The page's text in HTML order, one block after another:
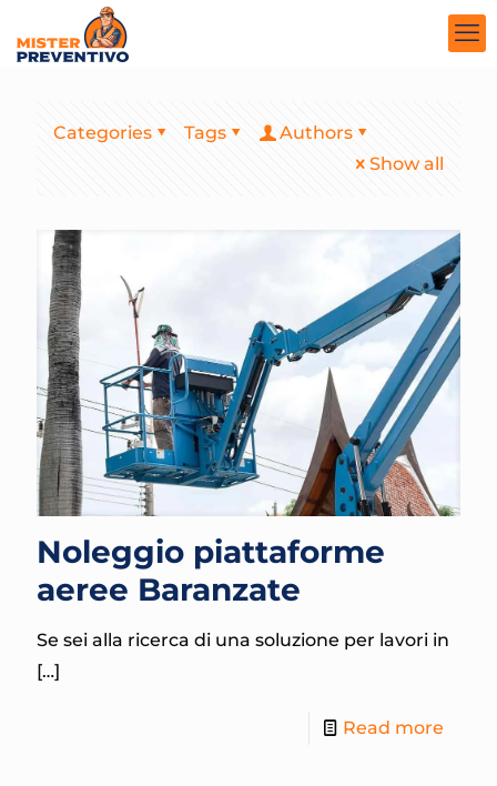
Categories Tags
Authors
Show all
Noleggio piattaforme
aeree Baranzate
Se sei alla ricerca di una soluzione per lavori in
[…]
Read more